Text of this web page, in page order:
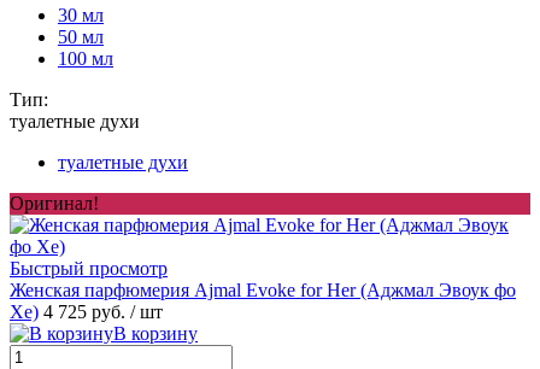
30 мл
50 мл
100 мл
Тип:
туалетные духи
туалетные духи
Оригинал!
Быстрый просмотр
Женская парфюмерия Ajmal Evoke for Her (Аджмал Эвоук фо
Хе) 4 725 руб. / шт
В корзину